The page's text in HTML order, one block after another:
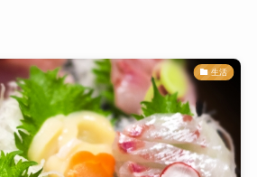
生活